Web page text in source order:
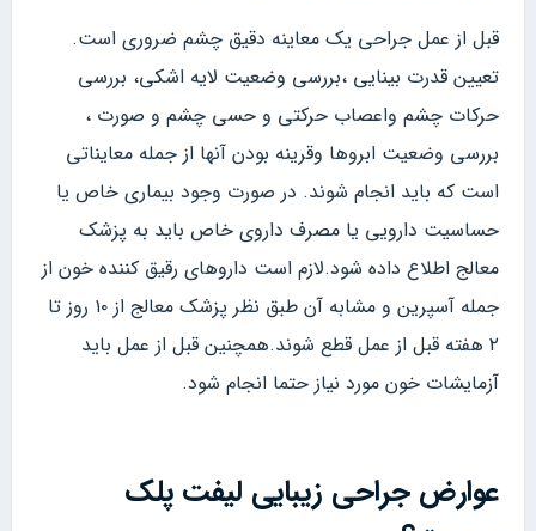
قبل از عمل جراحی یک معاینه دقیق چشم ضروری است.
تعیین قدرت بینایی ،بررسی وضعیت لایه اشکی، بررسی
حرکات چشم واعصاب حرکتی و حسی چشم و صورت ،
بررسی وضعیت ابروها وقرینه بودن آنها از جمله معایناتی
است که باید انجام شوند. در صورت وجود بیماری خاص یا
حساسیت دارویی یا مصرف داروی خاص باید به پزشک
معالج اطلاع داده شود.لازم است داروهای رقیق کننده خون از
جمله آسپرین و مشابه آن طبق نظر پزشک معالج از ۱۰ روز تا
۲ هفته قبل از عمل قطع شوند.همچنین قبل از عمل باید
آزمایشات خون مورد نیاز حتما انجام شود.
عوارض جراحی زیبایی لیفت پلک